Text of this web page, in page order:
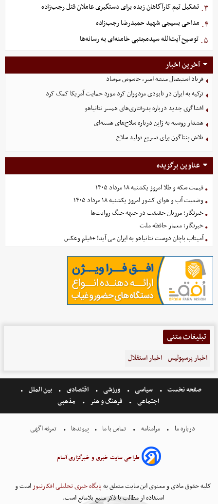
۳. تشکیل تیم کارآگاهان زبده برای دستگیری عاملان قتل رجب‌زاده
۴. مداحی بسیجی شهید حمیدرضا رجب‌زاده
۵. توصیح آیت‌الله سیدمجتبی خامنه‌ای به رسانه‌ها
آخرین اخبار
فریاد استیصال منشه امیر، جاسوس موساد
ترکیه به ایران در نابودی مزدوران کرد مورد حمایت آمریکا کمک کرد
افشاگری جدید درباره بدرفتاری‌های همسر نتانیاهو
هشدار روسیه به ژاپن درباره سلاح‌های هسته‌ای
تلاش پنتاگون برای تسریع تولید سلاح
عناوین برگزیده
قیمت سکه و طلا امروز یکشنبه ۱۸ مرداد ۱۴۰۵
وضعیت آب و هوای کشور امروز یکشنبه ۱۸ مرداد ۱۴۰۵
خبرنگار؛ مرزبان حقیقت در جبهه جنگ روایت‌ها
خبرنگار؛ معمار حافظه ملت
آمیتاب باچان دوست نتانیاهو به ایران می آید! +فیلم وعکس
تبلیغات متنی
اخبار پرسپولیس اخبار استقلال
صفحه نخست سیاسی ورزشی اقتصادی
بین الملل
اجتماعی
فرهنگ و هنر مذهبی
درباره ما مرامنامه تماس با ما پیوندها تعرفه اگهی
طراحی سایت خبری و خبرگزاری آسام
کلیه حقوق مادی و معنوی این سایت متعلق بهپایگاه خبری تحلیلی افکارنیوزاست و
استفاده از مطالب با ذکر منبع بلامانع است.